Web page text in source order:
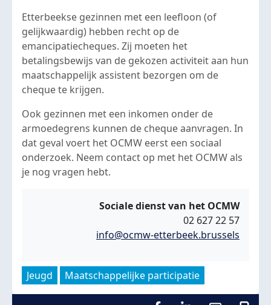
Etterbeekse gezinnen met een leefloon (of
gelijkwaardig) hebben recht op de
emancipatiecheques. Zij moeten het
betalingsbewijs van de gekozen activiteit aan hun
maatschappelijk assistent bezorgen om de
cheque te krijgen.
Ook gezinnen met een inkomen onder de
armoedegrens kunnen de cheque aanvragen. In
dat geval voert het OCMW eerst een sociaal
onderzoek. Neem contact op met het OCMW als
je nog vragen hebt.
Sociale dienst van het OCMW
02 627 22 57
info@ocmw-etterbeek.brussels
Jeugd Maatschappelijke participatie